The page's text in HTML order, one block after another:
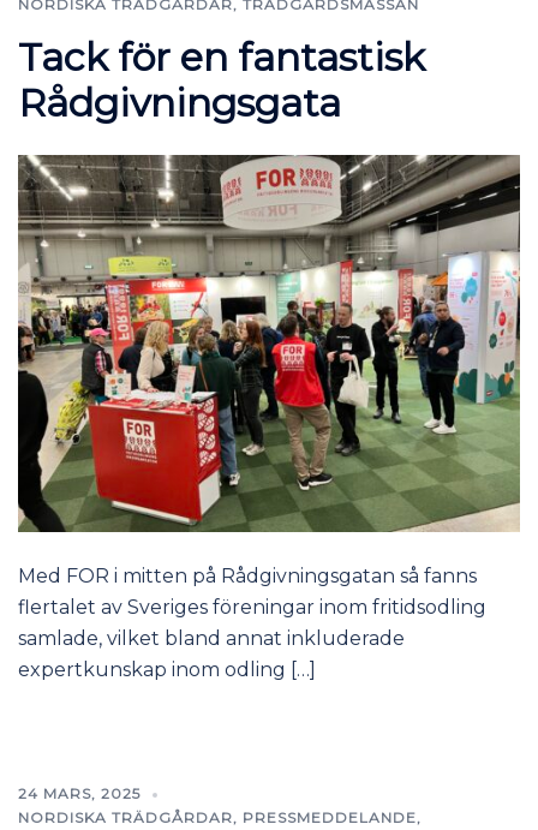
NORDISKA TRÄDGÅRDAR, TRÄDGÅRDSMÄSSAN
Tack för en fantastisk
Rådgivningsgata
Med FOR i mitten på Rådgivningsgatan så fanns
flertalet av Sveriges föreningar inom fritidsodling
samlade, vilket bland annat inkluderade
expertkunskap inom odling […]
24 MARS, 2025
NORDISKA TRÄDGÅRDAR, PRESSMEDDELANDE,